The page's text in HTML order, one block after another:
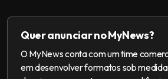
Quer anunciar no MyNews?
O MyNews conta com um time
em desenvolver formatos sob